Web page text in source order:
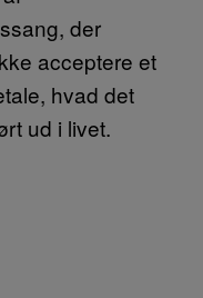
der
acceptere et
hvad det
ud i livet.